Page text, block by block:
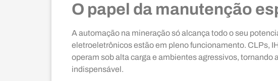
O papel da manutenção
A automação na mineração só alcança todo o seu
eletroeletrônicos estão em pleno funcionamento. CLPs,
operam sob alta carga e ambientes agressivos, tornando
indispensável.